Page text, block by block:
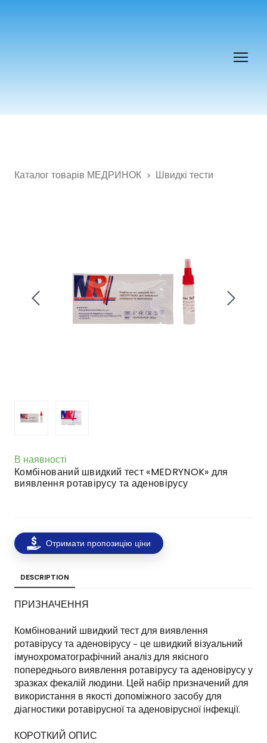
Каталог товарів МЕДРИНОК Швидкі тести
В наявності
Комбінований швидкий тест «MEDRYNOK» для
виявлення ротавірусу та аденовірусу
Отримати пропозицію ціни
DESCRIPTION
ПРИЗНАЧЕННЯ
Комбінований швидкий тест для виявлення
ротавірусу та аденовірусу - це швидкий візуальний
імунохроматографічний аналіз для якісного
попереднього виявлення ротавірусу та аденовірусу у
зразках фекалій людини. Цей набір призначений для
використання в якості допоміжного засобу для
діагностики ротавірусної та аденовірусної інфекції.
КОРОТКИЙ ОПИС